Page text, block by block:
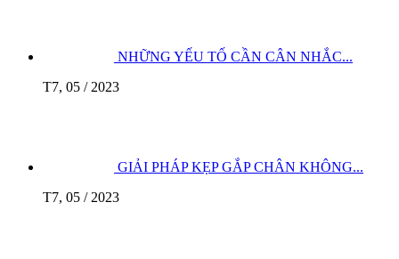
NHỮNG YẾU TỐ CẦN CÂN NHẮC...
T7, 05 / 2023
GIẢI PHÁP KẸP GẮP CHÂN KHÔNG...
T7, 05 / 2023